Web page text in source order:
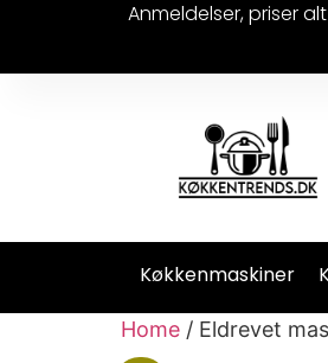
Anmeldelser, priser
Køkkenmaskiner
Home / Eldrevet